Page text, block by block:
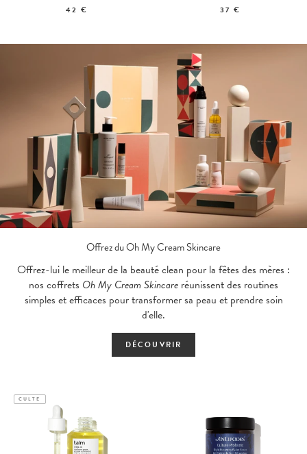
42 €
Offrez du Oh My Cream Skincare
Offrez-lui le meilleur de la beauté clean pour la fêtes des mères :
nos coffrets Oh My Cream Skincare réunissent des routines
simples et efficaces pour transformer sa peau et prendre soin
d'elle.
DÉCOUVRIR
37 €
CULTE